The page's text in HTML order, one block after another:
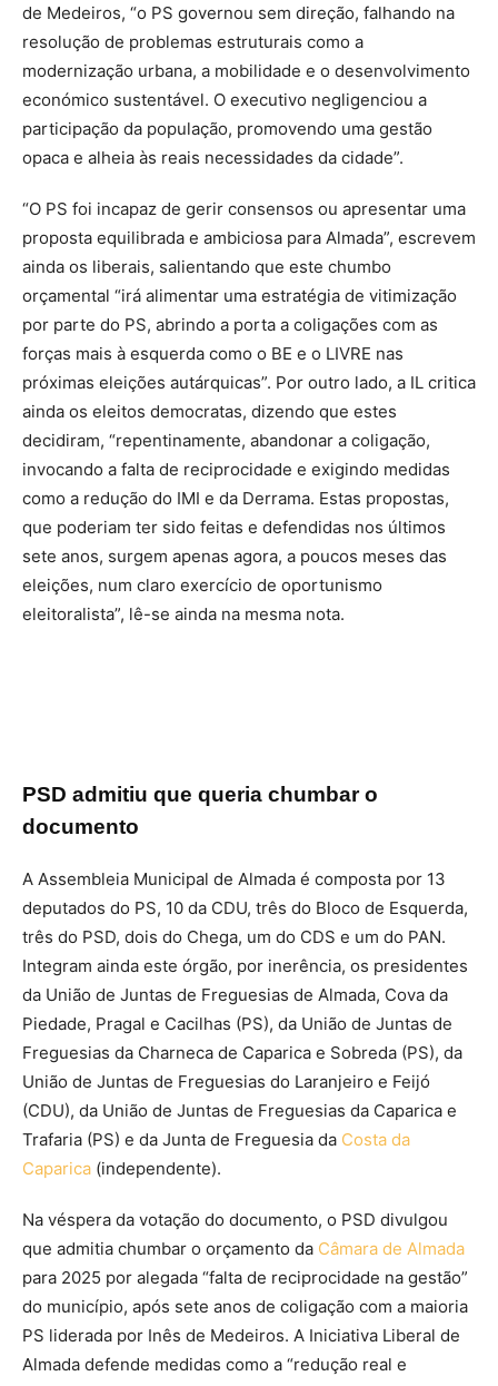
de Medeiros, “o PS governou sem direção, falhando na
resolução de problemas estruturais como a
modernização urbana, a mobilidade e o desenvolvimento
económico sustentável. O executivo negligenciou a
participação da população, promovendo uma gestão
opaca e alheia às reais necessidades da cidade”.
“O PS foi incapaz de gerir consensos ou apresentar uma
proposta equilibrada e ambiciosa para Almada”, escrevem
ainda os liberais, salientando que este chumbo
orçamental “irá alimentar uma estratégia de vitimização
por parte do PS, abrindo a porta a coligações com as
forças mais à esquerda como o BE e o LIVRE nas
próximas eleições autárquicas”. Por outro lado, a IL critica
ainda os eleitos democratas, dizendo que estes
decidiram, “repentinamente, abandonar a coligação,
invocando a falta de reciprocidade e exigindo medidas
como a redução do IMI e da Derrama. Estas propostas,
que poderiam ter sido feitas e defendidas nos últimos
sete anos, surgem apenas agora, a poucos meses das
eleições, num claro exercício de oportunismo
eleitoralista”, lê-se ainda na mesma nota.
PSD admitiu que queria chumbar o
documento
A Assembleia Municipal de Almada é composta por 13
deputados do PS, 10 da CDU, três do Bloco de Esquerda,
três do PSD, dois do Chega, um do CDS e um do PAN.
Integram ainda este órgão, por inerência, os presidentes
da União de Juntas de Freguesias de Almada, Cova da
Piedade, Pragal e Cacilhas (PS), da União de Juntas de
Freguesias da Charneca de Caparica e Sobreda (PS), da
União de Juntas de Freguesias do Laranjeiro e Feijó
(CDU), da União de Juntas de Freguesias da Caparica e
Trafaria (PS) e da Junta de Freguesia da Costa da
Caparica (independente).
Na véspera da votação do documento, o PSD divulgou
que admitia chumbar o orçamento da Câmara de Almada
para 2025 por alegada “falta de reciprocidade na gestão”
do município, após sete anos de coligação com a maioria
PS liderada por Inês de Medeiros. A Iniciativa Liberal de
Almada defende medidas como a “redução real e